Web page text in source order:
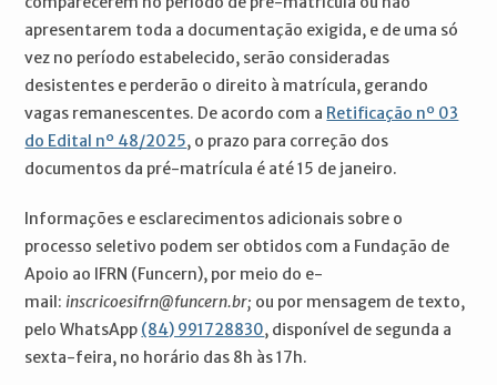
apresentarem toda a documentação exigida, e de uma só
vez no período estabelecido, serão consideradas
desistentes e perderão o direito à matrícula, gerando
vagas remanescentes. De acordo com a Retificação nº 03
do Edital nº 48/2025, o prazo para correção dos
documentos da pré-matrícula é até 15 de janeiro.
Informações e esclarecimentos adicionais sobre o
processo seletivo podem ser obtidos com a Fundação de
Apoio ao IFRN (Funcern), por meio do e-
mail: inscricoesifrn@funcern.br; ou por mensagem de texto,
pelo WhatsApp (84) 991728830, disponível de segunda a
sexta-feira, no horário das 8h às 17h.